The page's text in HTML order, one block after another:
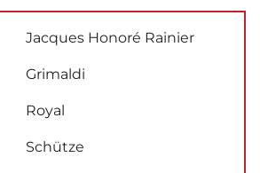
Jacques Honoré Rainier
Grimaldi
Royal
Schütze